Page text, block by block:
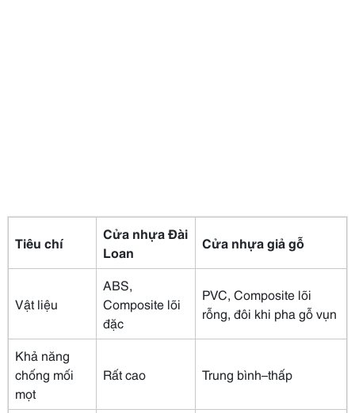
Tiêu chí
Cửa nhựa Đài
Loan
Cửa nhựa giả gỗ
Vật liệu
ABS,
Composite lõi
đặc
PVC, Composite lõi
rỗng, đôi khi pha gỗ vụn
Khả năng
chống mối
mọt
Rất cao Trung bình–thấp